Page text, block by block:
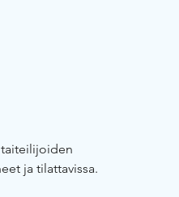
taiteilijoiden
ja tilattavissa.